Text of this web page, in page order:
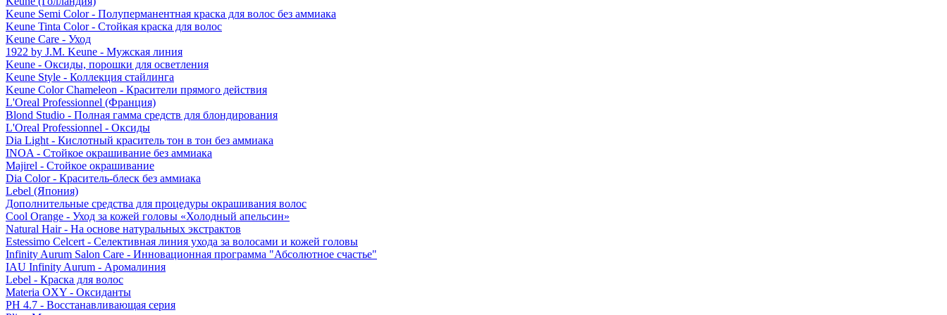
Keune Semi Color - Полуперманентная краска для волос без аммиака
Keune Tinta Color - Стойкая краска для волос
Keune Care - Уход
1922 by J.M. Keune - Мужская линия
Keune - Оксиды, порошки для осветления
Keune Style - Коллекция стайлинга
Keune Color Chameleon - Красители прямого действия
L'Oreal Professionnel (Франция)
Blond Studio - Полная гамма средств для блондирования
L'Oreal Professionnel - Оксиды
Dia Light - Кислотный краситель тон в тон без аммиака
INOA - Стойкое окрашивание без аммиака
Majirel - Стойкое окрашивание
Dia Color - Краситель-блеск без аммиака
Lebel (Япония)
Дополнительные средства для процедуры окрашивания волос
Cool Orange - Уход за кожей головы «Холодный апельсин»
Natural Hair - На основе натуральных экстрактов
Estessimo Celcert - Селективная линия ухода за волосами и кожей головы
Infinity Aurum Salon Care - Инновационная программа "Абсолютное счастье"
IAU Infinity Aurum - Аромалиния
Lebel - Краска для волос
Materia OXY - Оксиданты
PH 4.7 - Восстанавливающая серия